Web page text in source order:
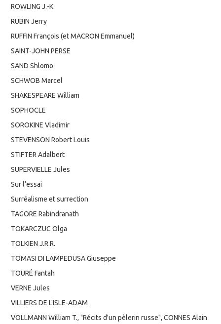
ROWLING J.-K.
RUBIN Jerry
RUFFIN François (et MACRON Emmanuel)
SAINT-JOHN PERSE
SAND Shlomo
SCHWOB Marcel
SHAKESPEARE William
SOPHOCLE
SOROKINE Vladimir
STEVENSON Robert Louis
STIFTER Adalbert
SUPERVIELLE Jules
Sur l’essai
Surréalisme et surrection
TAGORE Rabindranath
TOKARCZUC Olga
TOLKIEN J.R.R.
TOMASI DI LAMPEDUSA Giuseppe
TOURÉ Fantah
VERNE Jules
VILLIERS DE L'ISLE-ADAM
VOLLMANN William T., "Récits d'un pèlerin russe", CONNES Alain